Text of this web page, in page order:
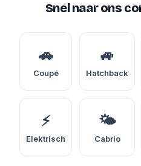
Snel naar ons
🚗
Coupé
🚙
Hatchback
⚡
Elektrisch
🌤️
Cabrio